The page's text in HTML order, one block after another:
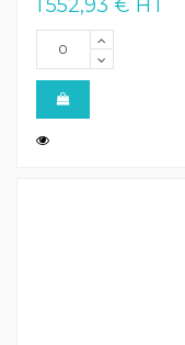
1 552,93 € HT